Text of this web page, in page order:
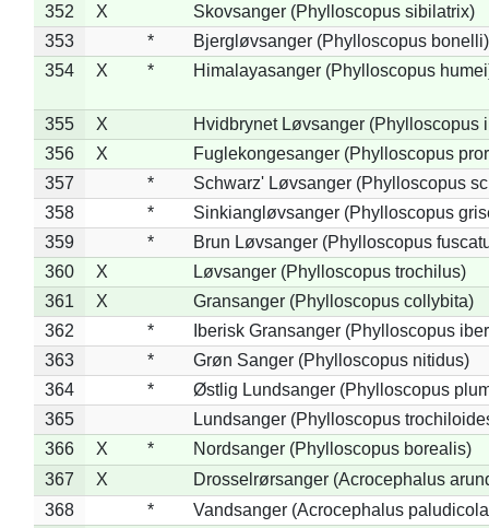
352
X
Skovsanger (Phylloscopus sibilatrix)
353
*
Bjergløvsanger (Phylloscopus bonelli)
354
X * Himalayasanger (Phylloscopus
355 X
Hvidbrynet Løvsanger (Phylloscopus
356
X
Fuglekongesanger (Phylloscopus
357
*
Schwarz' Løvsanger (Phylloscopus
358
*
Sinkiangløvsanger (Phylloscopus
359
*
Brun Løvsanger (Phylloscopus
360
X
Løvsanger (Phylloscopus trochilus)
361
X
Gransanger (Phylloscopus collybita)
362
*
Iberisk Gransanger (Phylloscopus
363
*
Grøn Sanger (Phylloscopus nitidus)
364
*
Østlig Lundsanger (Phylloscopus
365
Lundsanger (Phylloscopus
366
X *
Nordsanger (Phylloscopus borealis)
367
X
Drosselrørsanger (Acrocephalus
368
*
Vandsanger (Acrocephalus